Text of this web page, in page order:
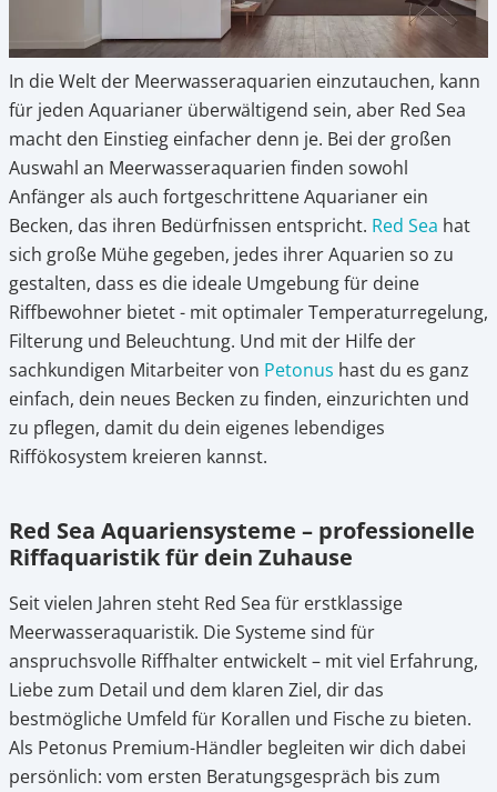
Ausführungen der Reefer Peninsula Serie
4. Die Reefer Peninsula Serie– durchdacht bis
ins Detail für wunderschöne
Wasserlandschaften
5. MAX NANO Peninsula – kompakt, komplett,
korallenstark
Smart gedacht für entspanntes Pflegen
7. Design, das sich sehen lassen kann
8. Dein Start – unser Support
In die Welt der Meerwasseraquarien einzutauchen, kann
für jeden Aquarianer überwältigend sein, aber Red Sea
macht den Einstieg einfacher denn je. Bei der großen
Auswahl an Meerwasseraquarien finden sowohl
Anfänger als auch fortgeschrittene Aquarianer ein
Becken, das ihren Bedürfnissen entspricht. Red Sea hat
sich große Mühe gegeben, jedes ihrer Aquarien so zu
gestalten, dass es die ideale Umgebung für deine
Riffbewohner bietet - mit optimaler Temperaturregelung,
Filterung und Beleuchtung. Und mit der Hilfe der
sachkundigen Mitarbeiter von Petonus hast du es ganz
einfach, dein neues Becken zu finden, einzurichten und
zu pflegen, damit du dein eigenes lebendiges
Riffökosystem kreieren kannst.
Red Sea Aquariensysteme – professionelle
Riffaquaristik für dein Zuhause
Seit vielen Jahren steht Red Sea für erstklassige
Meerwasseraquaristik. Die Systeme sind für
anspruchsvolle Riffhalter entwickelt – mit viel Erfahrung,
Liebe zum Detail und dem klaren Ziel, dir das
bestmögliche Umfeld für Korallen und Fische zu bieten.
Als Petonus Premium-Händler begleiten wir dich dabei
persönlich: vom ersten Beratungsgespräch bis zum